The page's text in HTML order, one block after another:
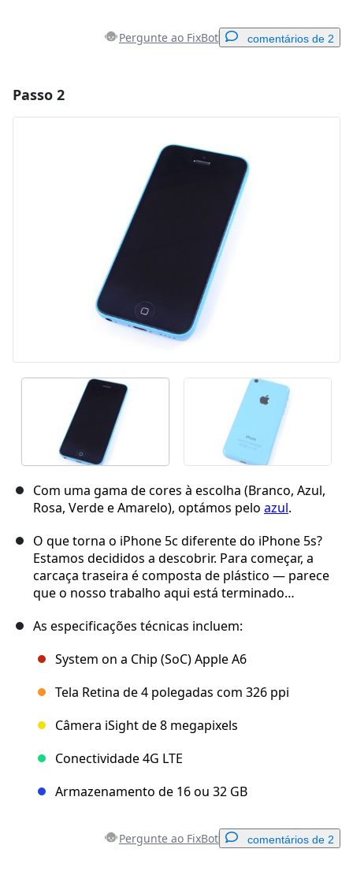
Pergunte ao FixBot comentários de 2
Postar comentário
Passo 2
Com uma gama de cores à escolha (Branco, Azul,
Rosa, Verde e Amarelo), optámos pelo azul.
O que torna o iPhone 5c diferente do iPhone 5s?
Estamos decididos a descobrir. Para começar, a
carcaça traseira é composta de plástico — parece
que o nosso trabalho aqui está terminado…
As especificações técnicas incluem:
System on a Chip (SoC) Apple A6
Tela Retina de 4 polegadas com 326 ppi
Câmera iSight de 8 megapixels
Conectividade 4G LTE
Armazenamento de 16 ou 32 GB
Pergunte ao FixBot comentários de 2